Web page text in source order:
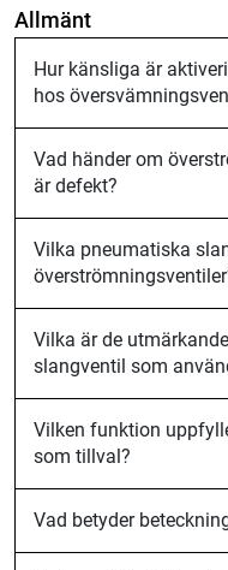
Allmänt
Hur känsliga är
hos
Vad händer om
är defekt?
Vilka pneumatiska
Vilka är de
slangventil som
Vilken funktion
som tillval?
Vad betyder